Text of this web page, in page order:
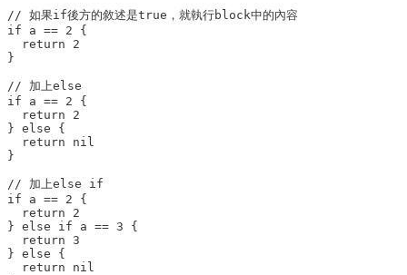
// 如果if後方的敘述是true，就執行block中的內容
if a == 2 {
  return 2
}
// 加上else
if a == 2 {
  return 2
} else {
  return nil
}
// 加上else if
if a == 2 {
  return 2
} else if a == 3 {
  return 3
} else {
  return nil